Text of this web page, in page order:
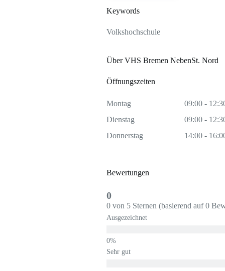
Keywords
Volkshochschule
Über VHS Bremen NebenSt. Nord
Öffnungszeiten
Montag
09:00 -
Dienstag
09:00 -
Donnerstag
14:00 -
Bewertungen
0
0 von 5 Sternen (basierend auf 0
Ausgezeichnet
Sehr gut